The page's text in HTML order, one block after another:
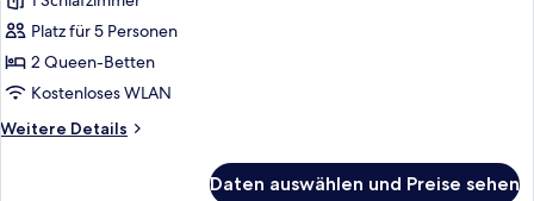
für
Deluxe-
Studio,
2 Queen-
Betten,
Nichtraucher,
Platz für 5 Personen
2 Queen-Betten
Kostenloses WLAN
Weitere Details
Weitere
Daten auswählen und Preise sehen